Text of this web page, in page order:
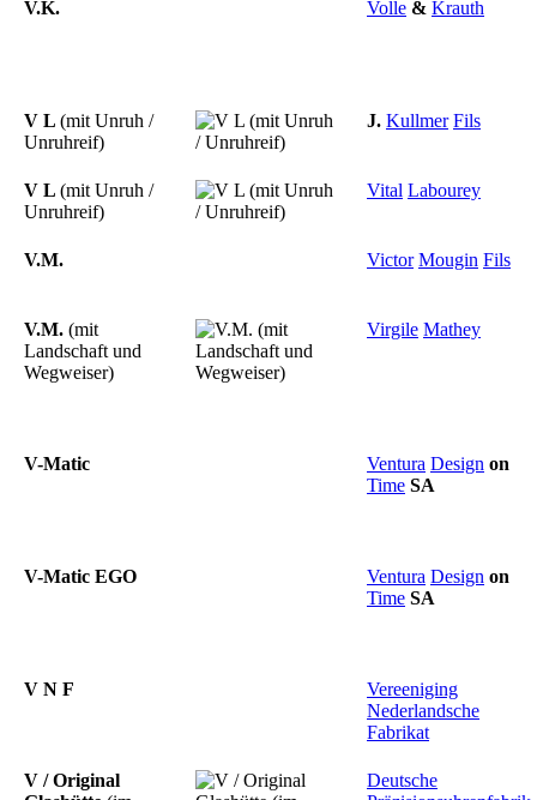
V.K. Volle & Krauth
V L (mit Unruh /
Unruhreif)
J. Kullmer Fils
V L (mit Unruh /
Unruhreif)
Vital Labourey
V.M. Victor Mougin Fils
V.M. (mit
Landschaft und
Wegweiser)
Virgile Mathey
V-Matic Ventura Design on
Time SA
V-Matic EGO Ventura Design on
Time SA
V N F
Vereeniging
Nederlandsche
Fabrikat
V / Original
Deutsche